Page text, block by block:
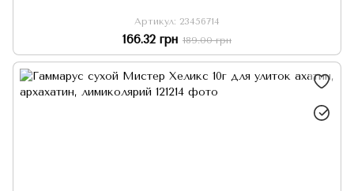
Артикул: 23456714
166.32 грн 189.00 грн